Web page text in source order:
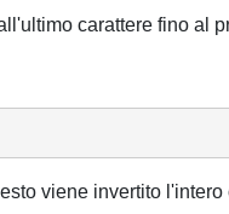
carattere fino al
viene invertito